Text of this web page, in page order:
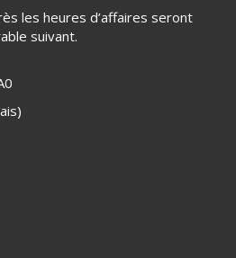
les heures d’affaires seront
suivant.